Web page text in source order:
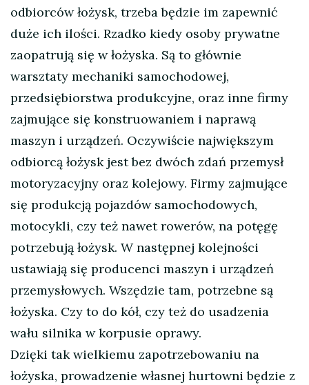
odbiorców łożysk, trzeba będzie im zapewnić
duże ich ilości. Rzadko kiedy osoby prywatne
zaopatrują się w łożyska. Są to głównie
warsztaty mechaniki samochodowej,
przedsiębiorstwa produkcyjne, oraz inne firmy
zajmujące się konstruowaniem i naprawą
maszyn i urządzeń. Oczywiście największym
odbiorcą łożysk jest bez dwóch zdań przemysł
motoryzacyjny oraz kolejowy. Firmy zajmujące
się produkcją pojazdów samochodowych,
motocykli, czy też nawet rowerów, na potęgę
potrzebują łożysk. W następnej kolejności
ustawiają się producenci maszyn i urządzeń
przemysłowych. Wszędzie tam, potrzebne są
łożyska. Czy to do kół, czy też do usadzenia
wału silnika w korpusie oprawy.
Dzięki tak wielkiemu zapotrzebowaniu na
łożyska, prowadzenie własnej hurtowni będzie z